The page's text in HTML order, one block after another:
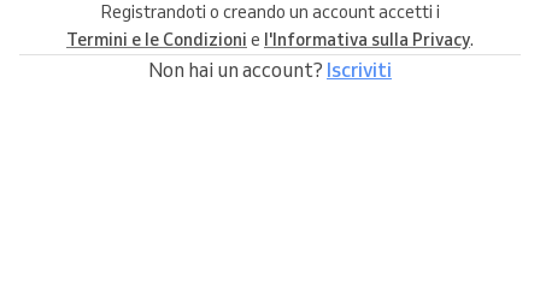
Registrandoti o creando un account accetti i
Termini e le Condizioni e l'Informativa sulla Privacy.
Non hai un account? Iscriviti